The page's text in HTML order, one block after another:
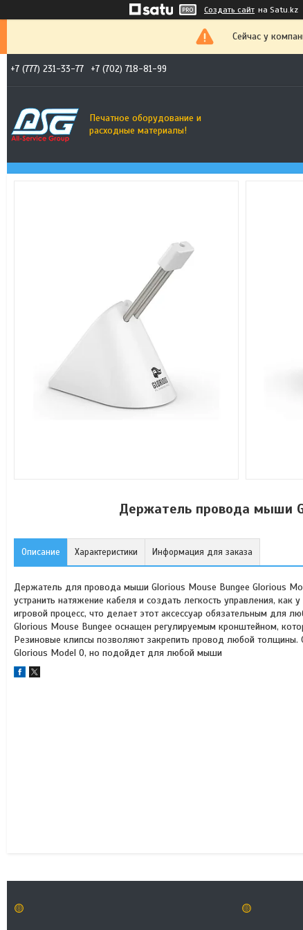
Создать сайт на Satu.kz
Сейчас у
+7 (777) 231-33-77 +7 (702) 718-81-99
Печатное оборудование и
расходные материалы!
Держатель провода мыши
Описание Характеристики Информация для заказа
Держатель для провода мыши Glorious Mouse Bungee Glorious
устранить натяжение кабеля и создать легкость управления,
игровой процесс, что делает этот аксессуар обязательным
Glorious Mouse Bungee оснащен регулируемым кронштейном,
Резиновые клипсы позволяют закрепить провод любой
Glorious Model O, но подойдет для любой мыши
🟡 🟡